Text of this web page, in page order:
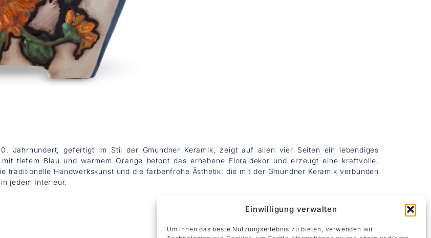
Einwilligung verwalten
Um Ihnen das beste Nutzungserlebnis zu bieten, verwenden wir
Jahrhundert, gefertigt im Stil der Gmundner Keramik, zeigt auf allen vier Seiten ein lebendiges
tiefem Blau und warmem Orange betont das erhabene Floraldekor und erzeugt eine kraftvolle,
Handwerkskunst und die farbenfrohe Ästhetik, die mit der Gmundner Keramik verbunden
jedem Interieur.